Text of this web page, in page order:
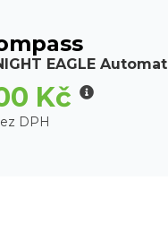
EAGLE Automat
Kč
DPH